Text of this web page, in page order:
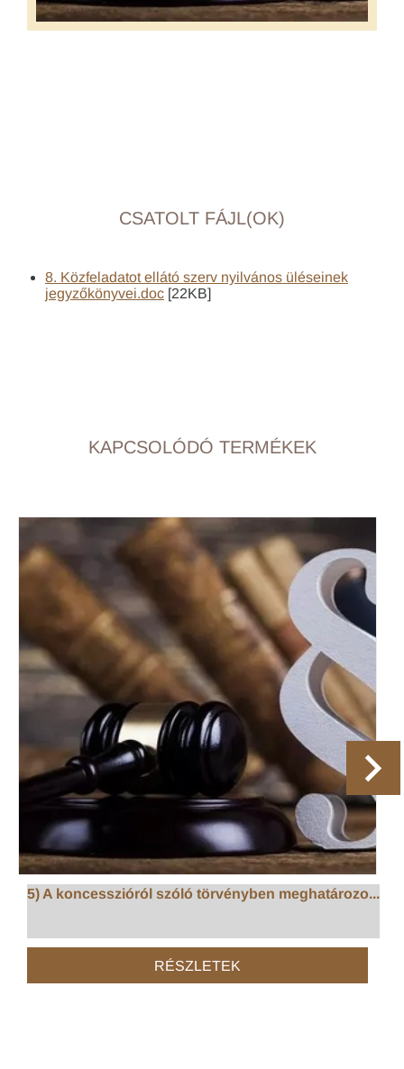
CSATOLT FÁJL(OK)
8. Közfeladatot ellátó szerv nyilvános üléseinek
jegyzőkönyvei.doc [22KB]
KAPCSOLÓDÓ TERMÉKEK
5) A koncesszióról szóló törvényben meghatározo...
RÉSZLETEK